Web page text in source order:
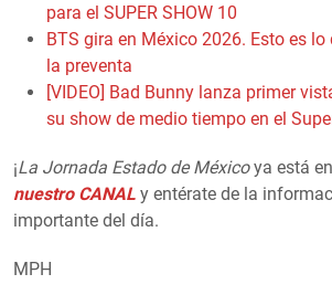
para el SUPER SHOW 10
BTS gira en México 2026. Esto es lo
la preventa
[VIDEO] Bad Bunny lanza primer
su show de medio tiempo en el
¡La Jornada Estado de Méxicoya está
nuestro CANAL y entérate de la
importante del día.
MPH